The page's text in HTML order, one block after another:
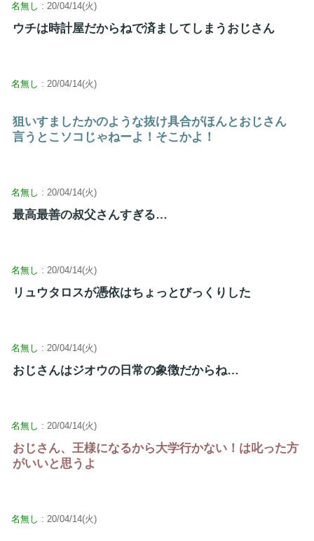
名無し : 20/04/14(火)
ウチは時計屋だからねで済ましてしまうおじさん
名無し : 20/04/14(火)
狙いすましたかのような抜け具合がほんとおじさん
言うとこソコじゃねーよ！そこかよ！
名無し : 20/04/14(火)
最高最善の叔父さんすぎる…
名無し : 20/04/14(火)
リュウタロスが憑依はちょっとびっくりした
名無し : 20/04/14(火)
おじさんはジオウの日常の象徴だからね…
名無し : 20/04/14(火)
おじさん、王様になるから大学行かない！は叱った方
がいいと思うよ
名無し : 20/04/14(火)